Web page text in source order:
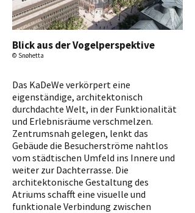
Blick aus der Vogelperspektive
© Snøhetta
Das KaDeWe verkörpert eine
eigenständige, architektonisch
durchdachte Welt, in der Funktionalität
und Erlebnisräume verschmelzen.
Zentrumsnah gelegen, lenkt das
Gebäude die Besucherströme nahtlos
vom städtischen Umfeld ins Innere und
weiter zur Dachterrasse. Die
architektonische Gestaltung des
Atriums schafft eine visuelle und
funktionale Verbindung zwischen